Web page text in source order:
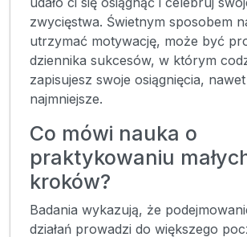
zwycięstwa. Świetnym sposobem
utrzymać motywację, może być
dziennika sukcesów, w którym
zapisujesz swoje osiągnięcia,
najmniejsze.
Co mówi nauka o
praktykowaniu
kroków?
Badania wykazują, że
działań prowadzi do większego